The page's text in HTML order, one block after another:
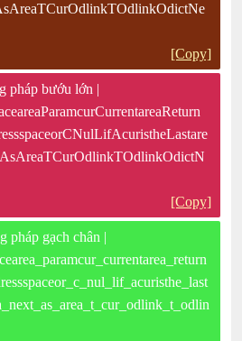
[Copy]
pháp bướu lớn |
[Copy]
pháp gạch chân |